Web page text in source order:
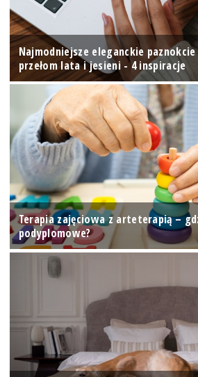
Najmodniejsze eleganckie
przełom lata i jesieni - 4 inspiracje
Terapia zajęciowa z arteterapią –
podyplomowe?